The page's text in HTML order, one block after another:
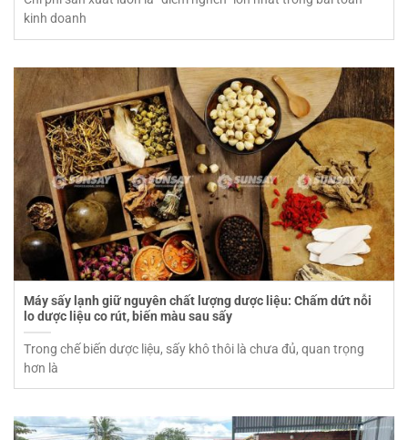
kinh doanh
Máy sấy lạnh giữ nguyên chất lượng dược liệu: Chấm dứt nỗi
lo dược liệu co rút, biến màu sau sấy
Trong chế biến dược liệu, sấy khô thôi là chưa đủ, quan trọng
hơn là